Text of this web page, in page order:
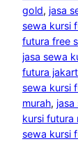
gold, jasa
sewa kursi
futura free
jasa sewa
futura
sewa kursi
murah, jasa
kursi futura
sewa kursi